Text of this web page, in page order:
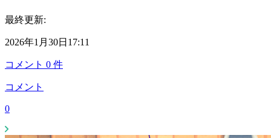
最終更新:
2026年1月30日17:11
コメント 0 件
コメント
0